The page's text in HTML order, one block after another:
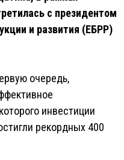
с президентом
и развития (ЕБРР)
очередь,
инвестиции
рекордных 400